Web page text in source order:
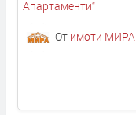
Апартаменти“
От имоти МИРА